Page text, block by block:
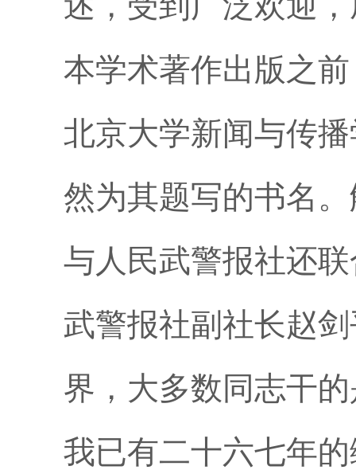
本学术著作出版之
北京大学新闻与传
然为其题写的书名
与人民武警报社还
武警报社副社长赵
界，大多数同志干
我已有二十六七年